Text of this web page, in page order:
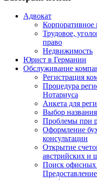
Адвокат
Корпоративное
Трудовое,
право
Недвижимость
Юрист в Германии
Обслуживание
Регистрация
Процедура
Нотариуса
Анкета для
Выбор
Проблемы при
Оформление
консультации
Открытие
австрийских и
Поиск офисных